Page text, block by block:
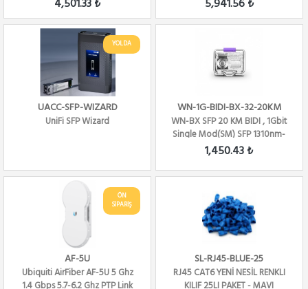
4,501.33 ₺ 5,941.56 ₺
YOLDA
UACC-SFP-WIZARD
UniFi SFP Wizard
WN-1G-BIDI-BX-32-20KM
WN-BX SFP 20 KM BIDI , 1Gbit
Single Mod(SM) SFP 1310nm-
TX/1490nm-R...
1,450.43 ₺
ÖN
SİPARİŞ
AF-5U
Ubiquiti AirFiber AF-5U 5 Ghz
SL-RJ45-BLUE-25
RJ45 CAT6 YENİ NESİL RENKLI